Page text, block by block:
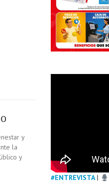
y
la
y
#ENTREVISTA|